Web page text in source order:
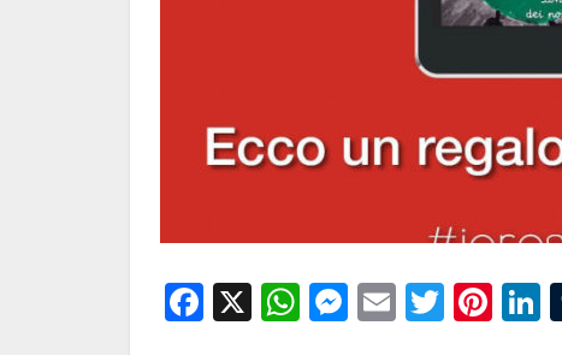
Facebook
X WhatsApp
Messenger
Email